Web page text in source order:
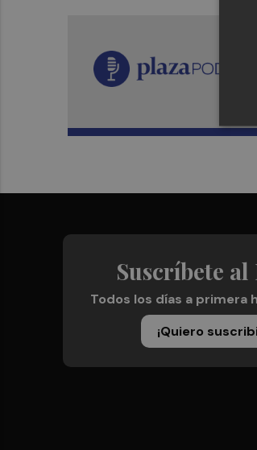
Suscríbete
Todos los días a primera
¡Quiero